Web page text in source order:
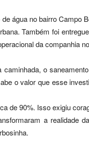
água no bairro Campo
Também foi
da companhia
o
o valor que esse
de 90%. Isso exigiu
a realidade